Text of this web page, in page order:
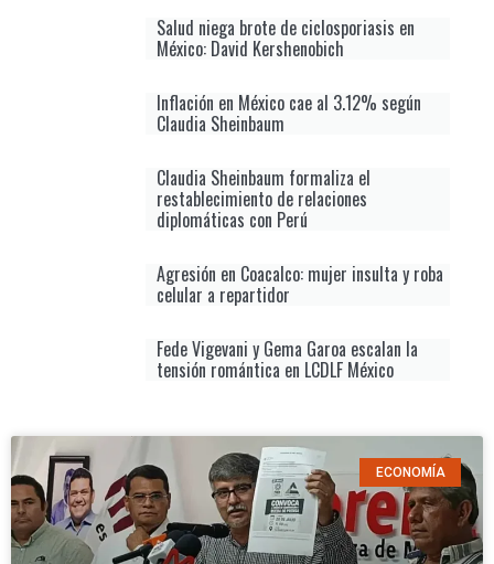
Salud niega brote de ciclosporiasis en
México: David Kershenobich
Inflación en México cae al 3.12% según
Claudia Sheinbaum
Claudia Sheinbaum formaliza el
restablecimiento de relaciones
diplomáticas con Perú
Agresión en Coacalco: mujer insulta y roba
celular a repartidor
Fede Vigevani y Gema Garoa escalan la
tensión romántica en LCDLF México
ECONOMÍA